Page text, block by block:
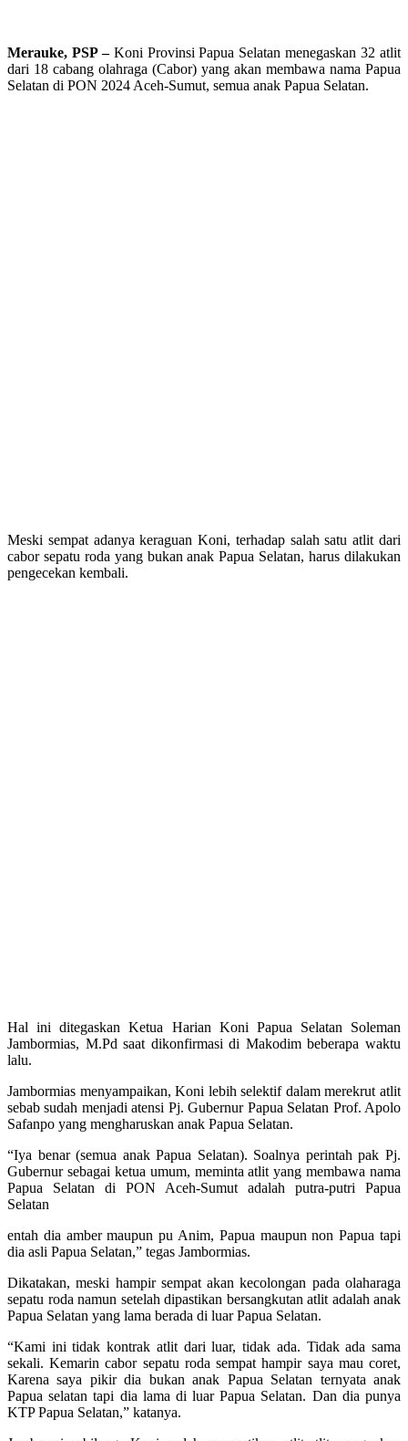
Merauke, PSP –Koni Provinsi Papua Selatan menegaskan 32 atlit
dari 18 cabang olahraga (Cabor) yang akan membawa nama Papua
Selatan di PON 2024 Aceh-Sumut, semua anak Papua Selatan.
Meski sempat adanya keraguan Koni, terhadap salah satu atlit dari
cabor sepatu roda yang bukan anak Papua Selatan, harus dilakukan
pengecekan kembali.
Hal ini ditegaskan Ketua Harian Koni Papua Selatan Soleman
Jambormias, M.Pd saat dikonfirmasi di Makodim beberapa waktu
lalu.
Jambormias menyampaikan, Koni lebih selektif dalam merekrut atlit
sebab sudah menjadi atensi Pj. Gubernur Papua Selatan Prof. Apolo
Safanpo yang mengharuskan anak Papua Selatan.
“Iya benar (semua anak Papua Selatan). Soalnya perintah pak Pj.
Gubernur sebagai ketua umum, meminta atlit yang membawa nama
Papua Selatan di PON Aceh-Sumut adalah putra-putri Papua
Selatan
entah dia amber maupun pu Anim, Papua maupun non Papua tapi
dia asli Papua Selatan,” tegas Jambormias.
Dikatakan, meski hampir sempat akan kecolongan pada olaharaga
sepatu roda namun setelah dipastikan bersangkutan atlit adalah anak
Papua Selatan yang lama berada di luar Papua Selatan.
“Kami ini tidak kontrak atlit dari luar, tidak ada. Tidak ada sama
sekali. Kemarin cabor sepatu roda sempat hampir saya mau coret,
Karena saya pikir dia bukan anak Papua Selatan ternyata anak
Papua selatan tapi dia lama di luar Papua Selatan. Dan dia punya
KTP Papua Selatan,” katanya.